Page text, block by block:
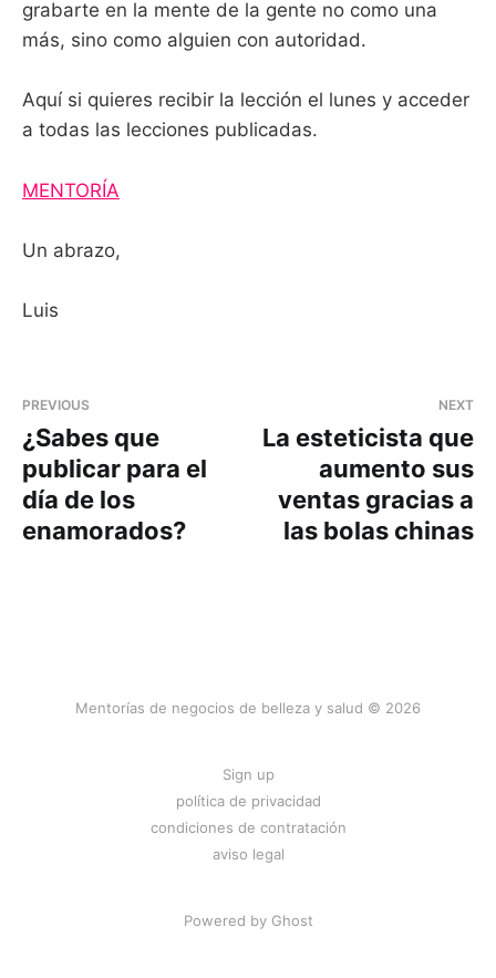
grabarte en la mente de la gente no como una
más, sino como alguien con autoridad.
Aquí si quieres recibir la lección el lunes y acceder
a todas las lecciones publicadas.
MENTORÍA
Un abrazo,
Luis
PREVIOUS
¿Sabes que
publicar para el
día de los
enamorados?
NEXT
La esteticista que
aumento sus
ventas gracias a
las bolas chinas
Mentorías de negocios de belleza y salud © 2026
Sign up
política de privacidad
condiciones de contratación
aviso legal
Powered by Ghost